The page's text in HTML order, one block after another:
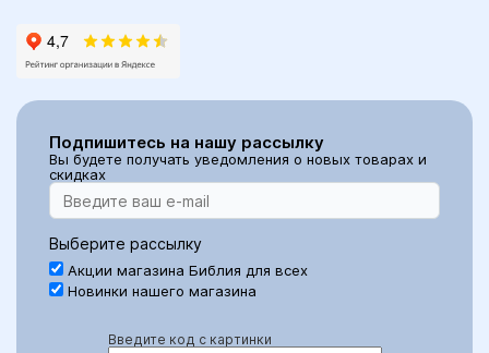
Подпишитесь на нашу рассылку
Вы будете получать уведомления о новых товарах и
скидках
Выберите рассылку
Акции магазина Библия для всех
Новинки нашего магазина
Введите код с картинки